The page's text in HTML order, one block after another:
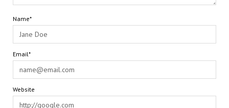
Name*
Email*
Website